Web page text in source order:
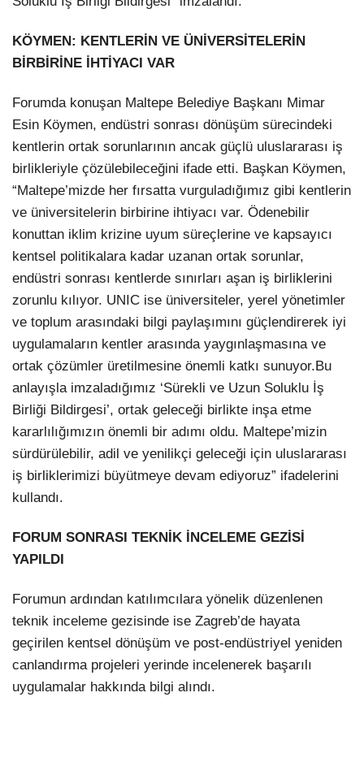
KÖYMEN: KENTLERİN VE ÜNİVERSİTELERİN
BİRBİRİNE İHTİYACI VAR
Forumda konuşan Maltepe Belediye Başkanı Mimar
Esin Köymen, endüstri sonrası dönüşüm sürecindeki
kentlerin ortak sorunlarının ancak güçlü uluslararası iş
birlikleriyle çözülebileceğini ifade etti. Başkan Köymen,
“Maltepe’mizde her fırsatta vurguladığımız gibi kentlerin
ve üniversitelerin birbirine ihtiyacı var. Ödenebilir
konuttan iklim krizine uyum süreçlerine ve kapsayıcı
kentsel politikalara kadar uzanan ortak sorunlar,
endüstri sonrası kentlerde sınırları aşan iş birliklerini
zorunlu kılıyor. UNIC ise üniversiteler, yerel yönetimler
ve toplum arasındaki bilgi paylaşımını güçlendirerek iyi
uygulamaların kentler arasında yaygınlaşmasına ve
ortak çözümler üretilmesine önemli katkı sunuyor.Bu
anlayışla imzaladığımız ‘Sürekli ve Uzun Soluklu İş
Birliği Bildirgesi’, ortak geleceği birlikte inşa etme
kararlılığımızın önemli bir adımı oldu. Maltepe’mizin
sürdürülebilir, adil ve yenilikçi geleceği için uluslararası
iş birliklerimizi büyütmeye devam ediyoruz” ifadelerini
kullandı.
FORUM SONRASI TEKNİK İNCELEME GEZİSİ
YAPILDI
Forumun ardından katılımcılara yönelik düzenlenen
teknik inceleme gezisinde ise Zagreb’de hayata
geçirilen kentsel dönüşüm ve post-endüstriyel yeniden
canlandırma projeleri yerinde incelenerek başarılı
uygulamalar hakkında bilgi alındı.